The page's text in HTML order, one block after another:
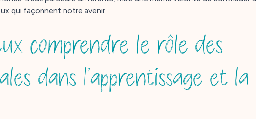
qui façonnent notre avenir.
comprendre le rôle des
dans l’apprentissage et la